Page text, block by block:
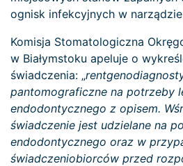
ognisk infekcyjnych w
Komisja Stomatologiczna
w Białymstoku apeluje o
świadczenia: „
pantomograficzne na potrzeby
endodontycznego z opisem.
świadczenie jest udzielane na
endodontycznego oraz w
świadczeniobiorców przed